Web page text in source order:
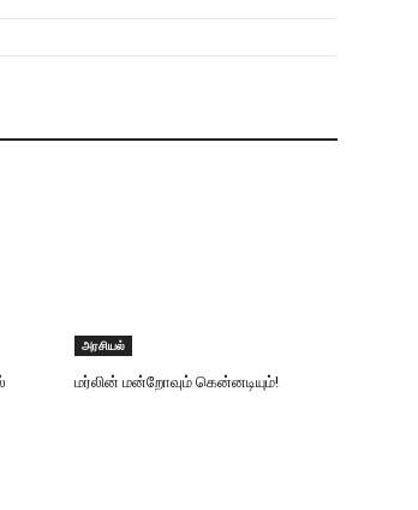
அரசியல்
மர்லின் மன்றோவும் கென்னடியும்!